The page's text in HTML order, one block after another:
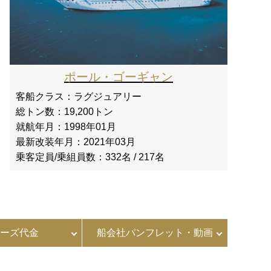
ポール・ゴーギャン
客船クラス： ラグジュアリー
総トン数： 19,200トン
就航年月： 1998年01月
最新改装年月： 2021年03月
乗客定員/乗組員数： 332名 / 217名
ズ代金 船会社パンフレット・動画